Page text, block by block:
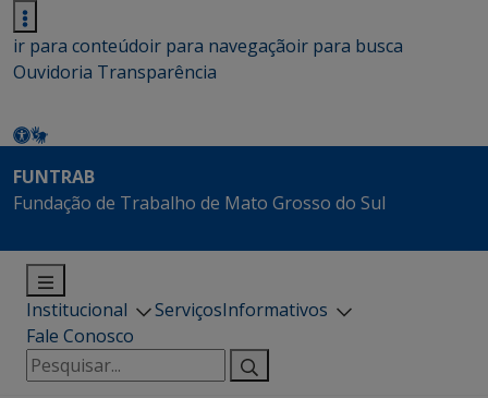
ir para conteúdoir para navegaçãoir para busca
Ouvidoria Transparência
FUNTRAB
Fundação de Trabalho de Mato Grosso do Sul
Institucional ServiçosInformativos
Fale Conosco
Pesquisar
por: